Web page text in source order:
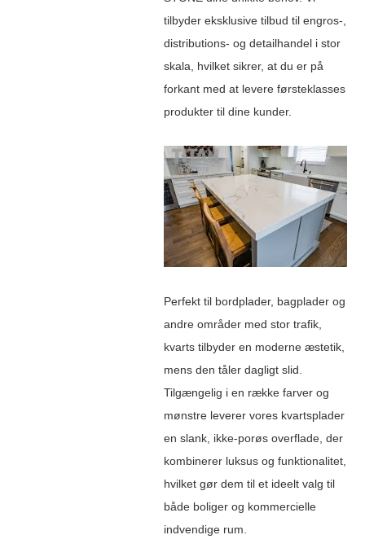
tilbyder eksklusive tilbud til engros-,
distributions- og detailhandel i stor
skala, hvilket sikrer, at du er på
forkant med at levere førsteklasses
produkter til dine kunder.
Perfekt til bordplader, bagplader og
andre områder med stor trafik,
kvarts tilbyder en moderne æstetik,
mens den tåler dagligt slid.
Tilgængelig i en række farver og
mønstre leverer vores kvartsplader
en slank, ikke-porøs overflade, der
kombinerer luksus og funktionalitet,
hvilket gør dem til et ideelt valg til
både boliger og kommercielle
indvendige rum.